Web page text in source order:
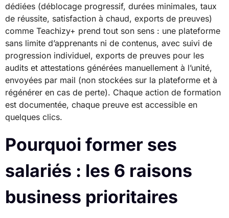
dédiées (déblocage progressif, durées minimales, taux
de réussite, satisfaction à chaud, exports de preuves)
comme Teachizy+ prend tout son sens : une plateforme
sans limite d’apprenants ni de contenus, avec suivi de
progression individuel, exports de preuves pour les
audits et attestations générées manuellement à l’unité,
envoyées par mail (non stockées sur la plateforme et à
régénérer en cas de perte). Chaque action de formation
est documentée, chaque preuve est accessible en
quelques clics.
Pourquoi former ses
salariés : les 6 raisons
business prioritaires